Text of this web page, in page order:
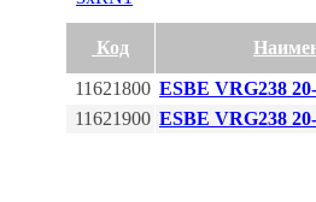
Код
11621800 ESBE VRG238
11621900 ESBE VRG238